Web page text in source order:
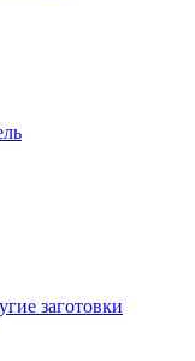
заготовки